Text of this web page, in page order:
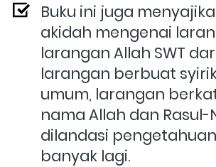
Buku ini juga
akidah mengenai
larangan Allah SWT
larangan berbuat
umum, larangan
nama Allah dan
dilandasi
banyak lagi.